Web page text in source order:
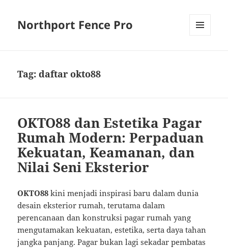
Northport Fence Pro
Tag:daftar okto88
OKTO88 dan Estetika Pagar
Rumah Modern: Perpaduan
Kekuatan, Keamanan, dan
Nilai Seni Eksterior
OKTO88 kini menjadi inspirasi baru dalam dunia
desain eksterior rumah, terutama dalam
perencanaan dan konstruksi pagar rumah yang
mengutamakan kekuatan, estetika, serta daya tahan
jangka panjang. Pagar bukan lagi sekadar pembatas